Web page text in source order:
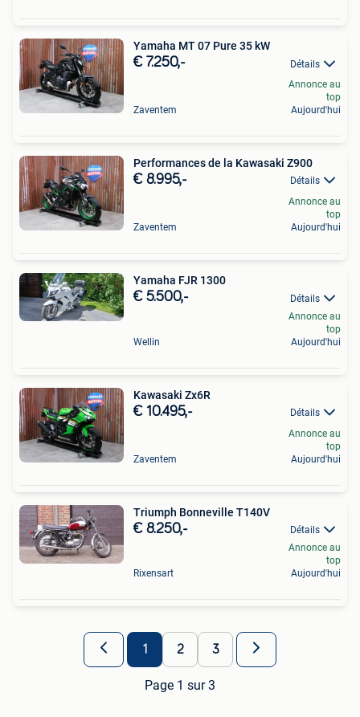
Yamaha MT 07 Pure 35 kW
€ 7.250,- Détails
Zaventem
Annonce au
top
Aujourd'hui
Performances de la Kawasaki Z900
€ 8.995,- Détails
Zaventem
Annonce au
top
Aujourd'hui
Yamaha FJR 1300
€ 5.500,- Détails
Wellin
Annonce au
top
Aujourd'hui
Kawasaki Zx6R
€ 10.495,- Détails
Zaventem
Annonce au
top
Aujourd'hui
Triumph Bonneville T140V
€ 8.250,- Détails
Rixensart
Annonce au
top
Aujourd'hui
1 2 3
Page 1 sur 3